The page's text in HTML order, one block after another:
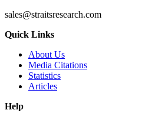
sales@straitsresearch.com
Quick Links
About Us
Media Citations
Statistics
Articles
Help